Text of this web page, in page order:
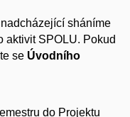
sháníme
aktivit SPOLU. Pokud
se Úvodního
do Projektu